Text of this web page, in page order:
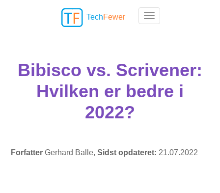
Toggle navigation
TechFewer
Bibisco vs. Scrivener:
Hvilken er bedre i
2022?
Forfatter Gerhard Balle,Sidst opdateret: 21.07.2022